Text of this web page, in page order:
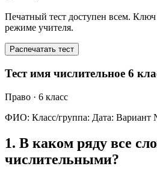
Печатный тест доступен всем. Ключ
режиме учителя.
Распечатать тест
Тест имя числительное 6
Право · 6 класс
ФИО: Класс/группа: Дата: Вариант
1. В каком ряду все
числительными?